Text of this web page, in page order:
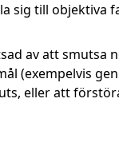
sig till objektiva
av att smutsa
(exempelvis
eller att